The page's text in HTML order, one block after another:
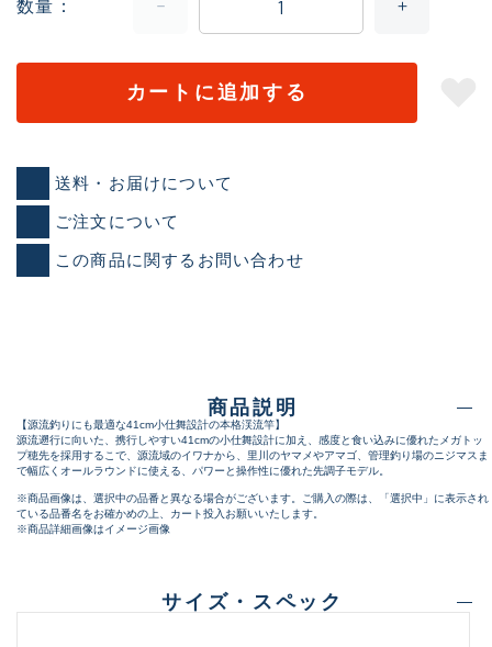
数量
カートに追加する
送料・お届けについて
ご注文について
この商品に関するお問い合わせ
商品説明
【源流釣りにも最適な41cm小仕舞設計の本格渓流竿】
源流遡行に向いた、携行しやすい41cmの小仕舞設計に加え、感度と食い込みに優れたメガトッ
プ穂先を採用するこで、源流域のイワナから、里川のヤマメやアマゴ、管理釣り場のニジマスま
で幅広くオールラウンドに使える、パワーと操作性に優れた先調子モデル。
※商品画像は、選択中の品番と異なる場合がございます。ご購入の際は、「選択中」に表示され
ている品番名をお確かめの上、カート投入お願いいたします。
※商品詳細画像はイメージ画像
サイズ・スペック